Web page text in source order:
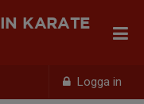
Logga in
KARATE